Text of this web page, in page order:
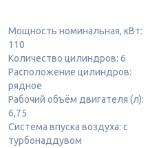
Мощность номинальная, кВт:
110
Количество цилиндров: 6
Расположение цилиндров:
рядное
Рабочий объём двигателя (л):
6,75
Система впуска воздуха: с
турбонаддувом